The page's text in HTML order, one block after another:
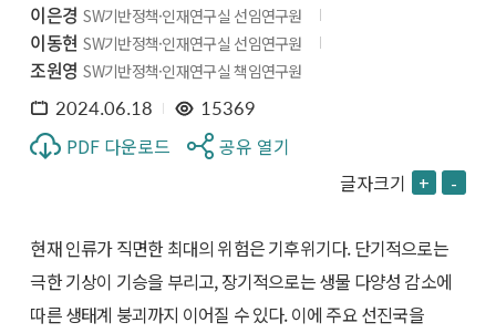
이은경 SW기반정책·인재연구실 선임연구원
이동현 SW기반정책·인재연구실 선임연구원
조원영 SW기반정책·인재연구실 책임연구원
2024.06.18 15369
PDF 다운로드
공유 열기
글자크기 + -
현재 인류가 직면한 최대의 위험은 기후위기다. 단기적으로는
극한 기상이 기승을 부리고, 장기적으로는 생물 다양성 감소에
따른 생태계 붕괴까지 이어질 수 있다. 이에 주요 선진국을